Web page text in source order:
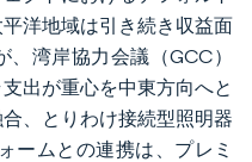
洋地域は引き続き収益面
湾岸協力会議（GCC）
出が重心を中東方向へと
、とりわけ接続型照明器
ームとの連携は、プレミ